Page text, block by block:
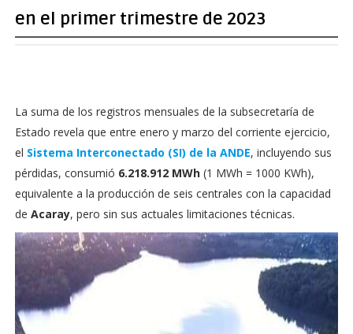
en el primer trimestre de 2023
La suma de los registros mensuales de la subsecretaría de
Estado revela que entre enero y marzo del corriente ejercicio,
el Sistema Interconectado (SI) de la ANDE, incluyendo sus
pérdidas, consumió 6.218.912 MWh(1 MWh = 1000 KWh),
equivalente a la producción de seis centrales con la capacidad
de Acaray, pero sin sus actuales limitaciones técnicas.